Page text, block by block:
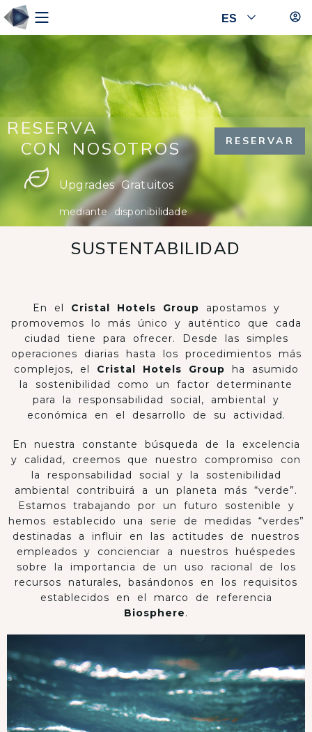
ES
RESERVA
CON NOSOTROS
RESERVAR
Upgrades Gratuitos
mediante disponibilidade
SUSTENTABILIDAD
En el Cristal Hotels Group apostamos y
promovemos lo más único y auténtico que cada
ciudad tiene para ofrecer. Desde las simples
operaciones diarias hasta los procedimientos más
complejos, el Cristal Hotels Group ha asumido
la sostenibilidad como un factor determinante
para la responsabilidad social, ambiental y
económica en el desarrollo de su actividad.
En nuestra constante búsqueda de la excelencia
y calidad, creemos que nuestro compromiso con
la responsabilidad social y la sostenibilidad
ambiental contribuirá a un planeta más “verde”.
Estamos trabajando por un futuro sostenible y
hemos establecido una serie de medidas “verdes”
destinadas a influir en las actitudes de nuestros
empleados y concienciar a nuestros huéspedes
sobre la importancia de un uso racional de los
recursos naturales, basándonos en los requisitos
establecidos en el marco de referencia
Biosphere.